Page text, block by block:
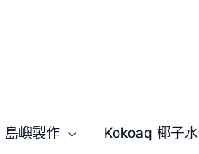
島嶼製作 Kokoaq 椰子水